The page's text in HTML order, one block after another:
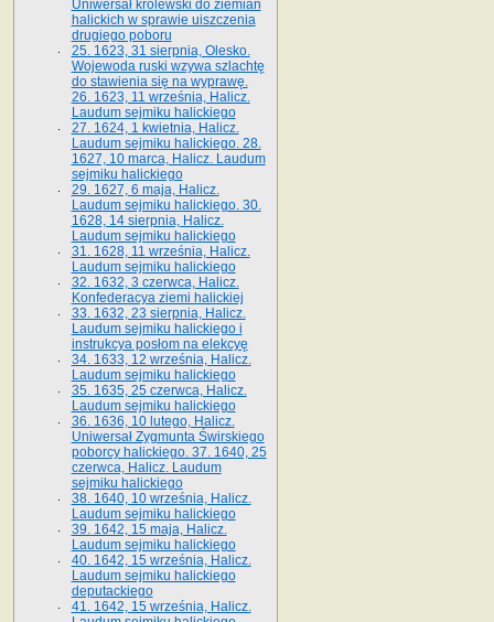
Uniwersał królewski do ziemian
halickich w sprawie uiszczenia
drugiego poboru
25. 1623, 31 sierpnia, Olesko.
Wojewoda ruski wzywa szlachtę
do stawienia się na wyprawę.
26. 1623, 11 września, Halicz.
Laudum sejmiku halickiego
27. 1624, 1 kwietnia, Halicz.
Laudum sejmiku halickiego. 28.
1627, 10 marca, Halicz. Laudum
sejmiku halickiego
29. 1627, 6 maja, Halicz.
Laudum sejmiku halickiego. 30.
1628, 14 sierpnia, Halicz.
Laudum sejmiku halickiego
31. 1628, 11 września, Halicz.
Laudum sejmiku halickiego
32. 1632, 3 czerwca, Halicz.
Konfederacya ziemi halickiej
33. 1632, 23 sierpnia, Halicz.
Laudum sejmiku halickiego i
instrukcya posłom na elekcyę
34. 1633, 12 września, Halicz.
Laudum sejmiku halickiego
35. 1635, 25 czerwca, Halicz.
Laudum sejmiku halickiego
36. 1636, 10 lutego, Halicz.
Uniwersał Zygmunta Świrskiego
poborcy halickiego. 37. 1640, 25
czerwca, Halicz. Laudum
sejmiku halickiego
38. 1640, 10 września, Halicz.
Laudum sejmiku halickiego
39. 1642, 15 maja, Halicz.
Laudum sejmiku halickiego
40. 1642, 15 września, Halicz.
Laudum sejmiku halickiego
deputackiego
41. 1642, 15 września, Halicz.